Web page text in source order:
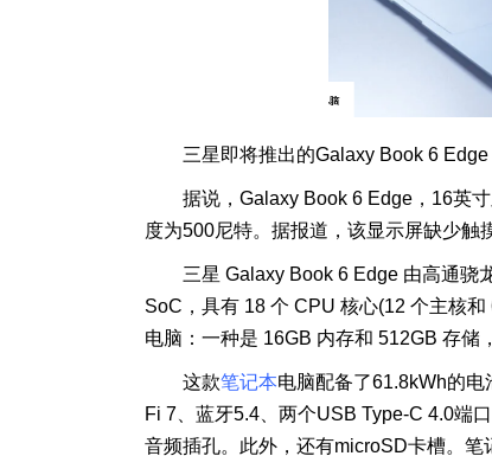
三星即将推出的Galaxy Book 6
据说，Galaxy Book 6 Edge，16英
度为500尼特。据报道，该显示屏缺少触
三星 Galaxy Book 6 Edge 由高通骁
SoC，具有 18 个 CPU 核心(12 个主核
电脑：一种是 16GB 内存和 512GB 存储
这款笔记本电脑配备了61.8kWh的
Fi 7、蓝牙5.4、两个USB Type-C 4.0端
音频插孔。此外，还有microSD卡槽。笔